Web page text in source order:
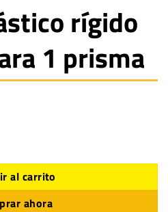
rígido
1 prisma
1 prisma cantidad
al carrito
ahora